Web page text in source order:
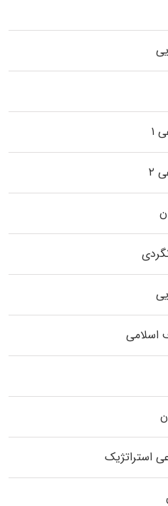
۱
۲
اسلامی
استراتژیک